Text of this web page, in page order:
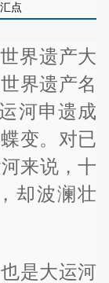
点
界遗产大
界遗产名
河申遗成
变。对已
来说，十
却波澜壮
是大运河